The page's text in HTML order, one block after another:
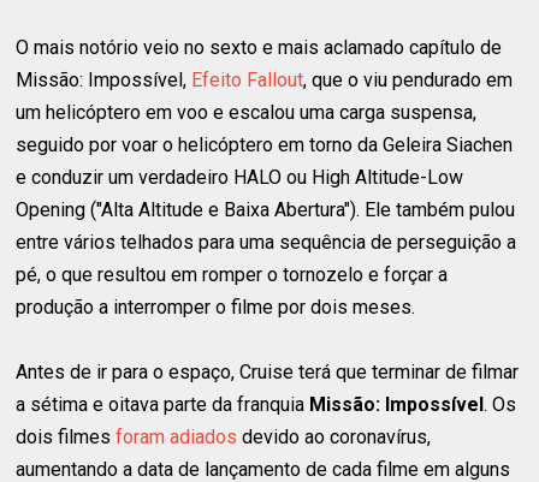
O mais notório veio no sexto e mais aclamado capítulo de
Missão: Impossível, Efeito Fallout, que o viu pendurado em
um helicóptero em voo e escalou uma carga suspensa,
seguido por voar o helicóptero em torno da Geleira Siachen
e conduzir um verdadeiro HALO ou High Altitude-Low
Opening ("Alta Altitude e Baixa Abertura"). Ele também pulou
entre vários telhados para uma sequência de perseguição a
pé, o que resultou em romper o tornozelo e forçar a
produção a interromper o filme por dois meses.
Antes de ir para o espaço, Cruise terá que terminar de filmar
a sétima e oitava parte da franquia Missão: Impossível. Os
dois filmesforam adiados devido ao coronavírus,
aumentando a data de lançamento de cada filme em alguns